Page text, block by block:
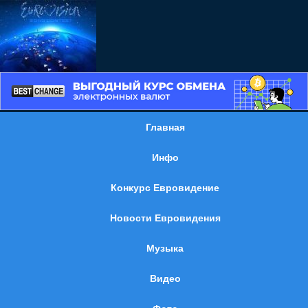
Главная
Инфо
Конкурс Евровидение
Новости Евровидения
Музыка
Видео